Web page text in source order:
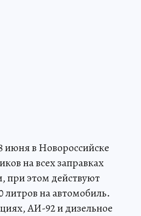
июня в Новороссийске
на всех заправках
при этом действуют
литров на автомобиль.
АИ-92 и дизельное